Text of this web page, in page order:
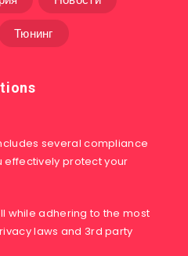
Тюнинг
several compliance
effectively protect your
while adhering to the most
laws and 3rd party